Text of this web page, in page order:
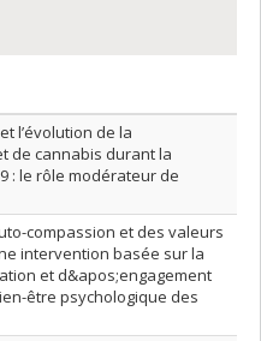
croissant
l’évolution de la
de cannabis durant la
: le rôle modérateur de
compassion et des valeurs
intervention basée sur la
et d&apos;engagement
être psychologique des